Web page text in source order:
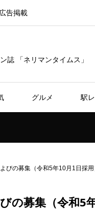
告掲載
誌 「ネリマンタイムス」
グルメ 駅
びの募集（令和5年10月1日採用
の募集（令和5